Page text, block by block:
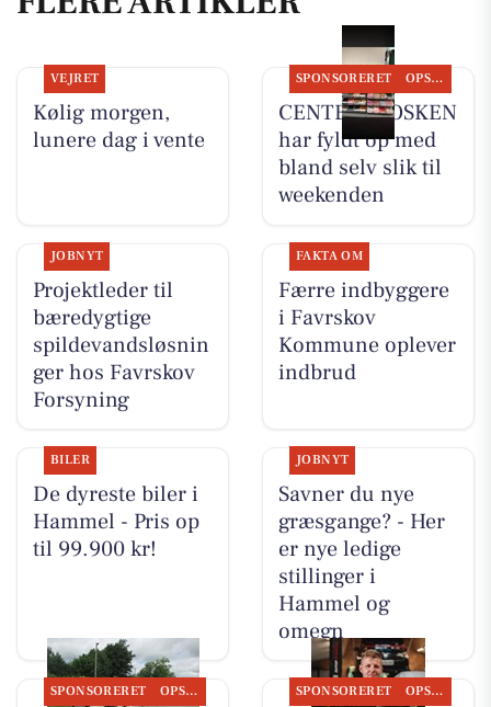
VEJRET
Kølig morgen,
lunere dag i vente
SPONSORERET OPSLAGSTAVLEN
CENTER KIOSKEN
har fyldt op med
bland selv slik til
weekenden
JOBNYT
Projektleder til
bæredygtige
spildevandsløsnin
ger hos Favrskov
Forsyning
FAKTA OM
Færre indbyggere
i Favrskov
Kommune oplever
indbrud
BILER
De dyreste biler i
Hammel - Pris op
til 99.900 kr!
JOBNYT
Savner du nye
græsgange? - Her
er nye ledige
stillinger i
Hammel og
omegn
SPONSORERET OPSLAGSTAVLEN SPONSORERET OPSLAGSTAVLEN